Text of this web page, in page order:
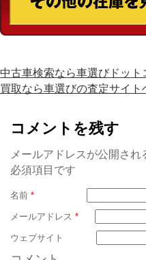
中古車検索なら車選びドット
買取なら車選びの査定サイト
コメントを残す
メールアドレスが公開さ
必須項目です
名前 *
メールアドレス *
ウェブサイト